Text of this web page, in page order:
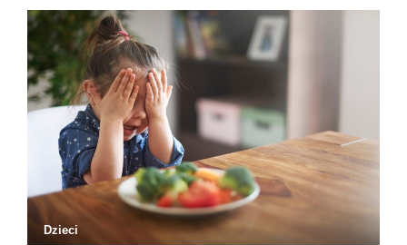
Dzieci